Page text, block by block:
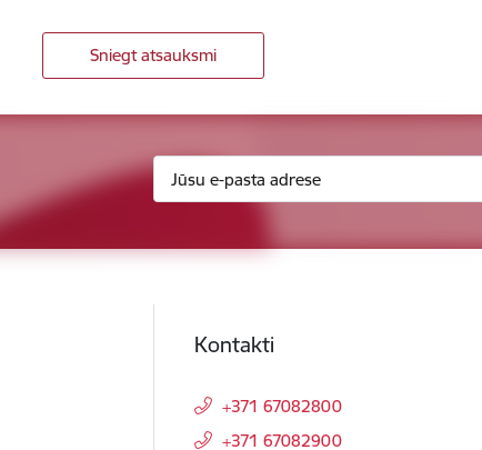
Sniegt atsauksmi
Kontakti
+371 67082800
+371 67082900